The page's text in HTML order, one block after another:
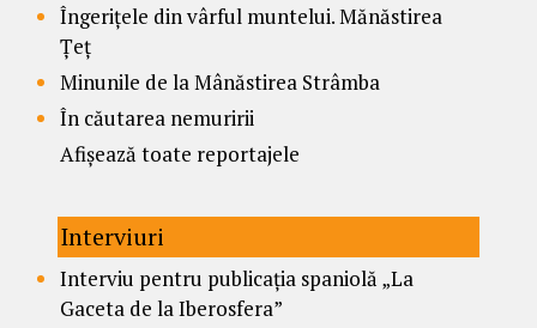
Îngerițele din vârful muntelui. Mănăstirea
Țeț
Minunile de la Mânăstirea Strâmba
În căutarea nemuririi
Afișează toate reportajele
Interviuri
Interviu pentru publicația spaniolă „La
Gaceta de la Iberosfera”